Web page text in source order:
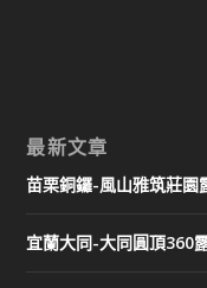
最新文章
苗栗銅鑼-風山雅筑莊園
宜蘭大同-大同圓頂360